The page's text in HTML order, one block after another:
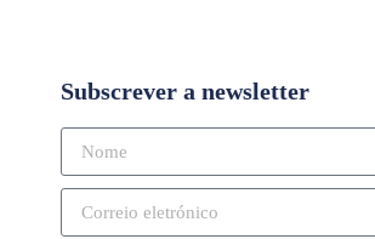
Subscrever a newsletter